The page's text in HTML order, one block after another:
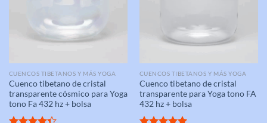
CUENCOS TIBETANOS Y MÁS YOGA
Cuenco tibetano de cristal
transparente cósmico para Yoga
tono Fa 432 hz + bolsa
CUENCOS TIBETANOS Y MÁS YOGA
Cuenco tibetano de cristal
transparente para Yoga tono FA
432 hz + bolsa